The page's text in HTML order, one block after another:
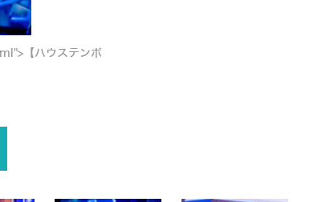
【ハウステンボ